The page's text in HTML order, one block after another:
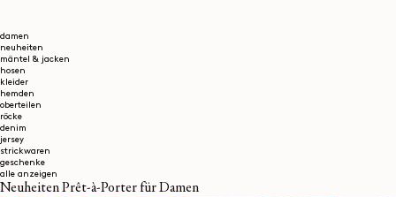
damen
neuheiten
mäntel & jacken
hosen
kleider
hemden
oberteilen
röcke
denim
jersey
strickwaren
geschenke
alle anzeigen
Neuheiten Prêt-à-Porter für Damen